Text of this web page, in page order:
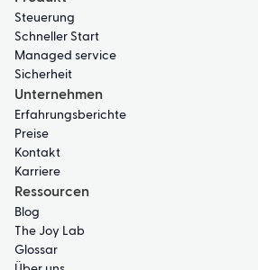
Steuerung
Schneller Start
Managed service
Sicherheit
Unternehmen
Erfahrungsberichte
Preise
Kontakt
Karriere
Ressourcen
Blog
The Joy Lab
Glossar